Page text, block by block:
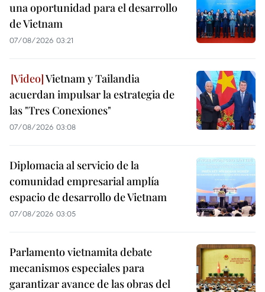
una oportunidad para el desarrollo
de Vietnam
07/08/2026 03:21
Vietnam y Tailandia
acuerdan impulsar la estrategia de
las "Tres Conexiones"
07/08/2026 03:08
Diplomacia al servicio de la
comunidad empresarial amplía
espacio de desarrollo de Vietnam
07/08/2026 03:05
Parlamento vietnamita debate
mecanismos especiales para
garantizar avance de las obras del